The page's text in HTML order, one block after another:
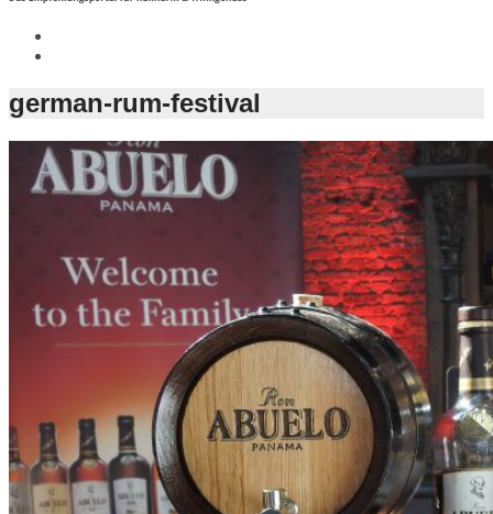
german-rum-festival